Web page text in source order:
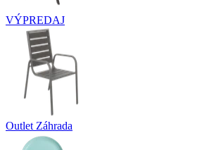
VÝPREDAJ
Outlet Záhrada